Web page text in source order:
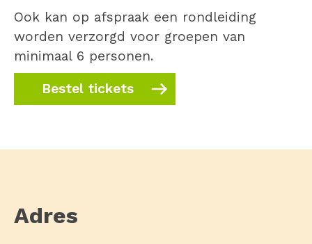
Ook kan op afspraak een rondleiding
worden verzorgd voor groepen van
minimaal 6 personen.
Bestel tickets
Adres